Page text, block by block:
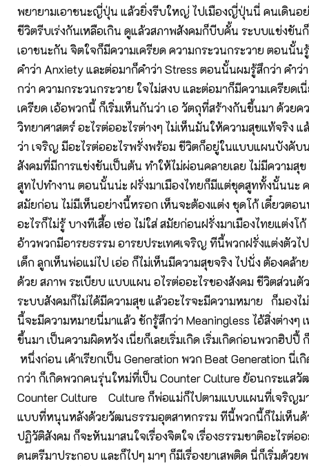
พยายามเอาชนะญี่ปุ่น แล้วยิ่งรีบใหญ่ ไปเมืองญี่ปุ่นนี่ คนเดินอย่
ชีวิตรีบเร่งกันเหลือเกิน ดูแล้วสภาพสังคมก็บีบคั้น ระบบแข่งขั
เอาชนะกัน จิตใจก็มีความเครียด ความกระวนกระวาย ตอนนั้น
คำว่า Anxiety และต่อมาก็คำว่า Stress ตอนนั้นผมรู้สึกว่า คำว่
กว่า ความกระวนกระวาย ใจไม่สงบ และต่อมาก็มีความเครียดเ
เครียด เอ้อพวกนี้ ก็เริ่มเห็นกันว่า เอ วัตถุที่สร้างกันขึ้นมา ด้วยค
วิทยาศาสตร์ อะไรต่ออะไรต่างๆ ไม่เห็นมันให้ความสุขแท้จริง
ว่า เจริญ มีอะไรต่ออะไรพรั่งพร้อม ชีวิตก็อยู่ในแบบแผนบังคับ
สังคมที่มีการแข่งขันเป็นต้น ทำให้ไม่ผ่อนคลายเลย ไม่มีความสุ
สูทไปทำงาน ตอนนั้นน่ะ ฝรั่งมาเมืองไทยก็มีแต่ชุดสูททั้งนั้นนะ
สมัยก่อน ไม่มีเห็นอย่างนี้หรอก เห็นจะต้องแต่ง ชุดโก้ เดี๋ยวตอ
อะไรก็ไม่รู้ บางทีเสื้อ เซ่อ ไม่ใส่ สมัยก่อนฝรั่งมาเมืองไทยแต่งโ
อ้าวพวกมีอารยธรรม อารยประเทศเจริญ ทีนี้พวกฝรั่งแต่งตัวไ
เด็ก ลูกเห็นพ่อแม่ไป เอ่อ ก็ไม่เห็นมีความสุขจริง ไปนั่ง ต้องคล้
ด้วย สภาพ ระเบียบ แบบแผน อไรต่ออะไรของสังคม ชีวิตส่วนตั
ระบบสังคมก็ไม่ได้มีความสุข แล้วอะไรจะมีความหมาย ก็มองไม่
นี้จะมีความหมายนี่มาแล้ว ชักรู้สึกว่า Meaningless ไอ้สิ่งต่างๆ
ขึ้นมา เป็นความผิดหวัง เนี่ยก็เลยเริ่มเกิด เริ่มเกิดก่อนพวกฮิปปี้
หนึ่งก่อน เค้าเรียกเป็น Generation พวก Beat Generation นี่เ
กว่า ก็เกิดพวกคนรุ่นใหม่ที่เป็น Counter Culture ย้อนกระแสวั
Counter Culture Culture ก็พ่อแม่ก็ไปตามแบบแผนที่เจริญม
แบบที่หนุนหลังด้วยวัฒนธรรมอุตสาหกรรม ทีนี้พวกนี้ก็ไม่เห็นด้
ปฏิวัติสังคม ก็จะหันมาสนใจเรื่องจิตใจ เรื่องธรรมชาติอะไรต่ออ
ดนตรีมาประกอบ และก็ไปๆ มาๆ ก็มีเรื่องยาเสพติด นี่ก็เริ่มด้วย